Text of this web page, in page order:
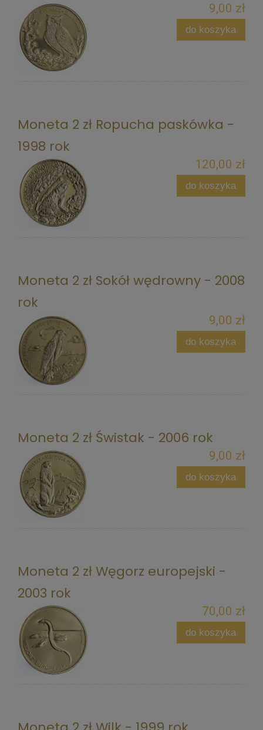
9,00 zł
do koszyka
Moneta 2 zł Ropucha paskówka -
1998 rok
120,00 zł
do koszyka
Moneta 2 zł Sokół wędrowny - 2008
rok
9,00 zł
do koszyka
Moneta 2 zł Świstak - 2006 rok
9,00 zł
do koszyka
Moneta 2 zł Węgorz europejski -
2003 rok
70,00 zł
do koszyka